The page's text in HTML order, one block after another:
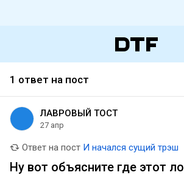
1 ответ на пост
ЛАВРОВЫЙ ТОСТ
27 апр
Ответ на пост И начался сущий трэш
Ну вот объясните где этот